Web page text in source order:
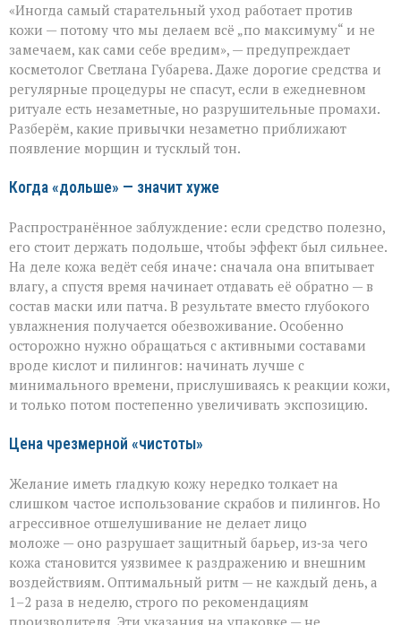
думаете,
что
ухаживаете,
а
на
деле
ускоряете
старение»:
косметолог
«Иногда самый старательный уход работает против
кожи — потому что мы делаем всё „по максимуму“ и не
замечаем, как сами себе вредим», — предупреждает
косметолог Светлана Губарева. Даже дорогие средства и
регулярные процедуры не спасут, если в ежедневном
ритуале есть незаметные, но разрушительные промахи.
Разберём, какие привычки незаметно приближают
появление морщин и тусклый тон.
Когда «дольше» — значит хуже
Распространённое заблуждение: если средство полезно,
его стоит держать подольше, чтобы эффект был сильнее.
На деле кожа ведёт себя иначе: сначала она впитывает
влагу, а спустя время начинает отдавать её обратно — в
состав маски или патча. В результате вместо глубокого
увлажнения получается обезвоживание. Особенно
осторожно нужно обращаться с активными составами
вроде кислот и пилингов: начинать лучше с
минимального времени, прислушиваясь к реакции кожи,
и только потом постепенно увеличивать экспозицию.
Цена чрезмерной «чистоты»
Желание иметь гладкую кожу нередко толкает на
слишком частое использование скрабов и пилингов. Но
агрессивное отшелушивание не делает лицо
моложе — оно разрушает защитный барьер, из‑за чего
кожа становится уязвимее к раздражению и внешним
воздействиям. Оптимальный ритм — не каждый день, а
1–2 раза в неделю, строго по рекомендациям